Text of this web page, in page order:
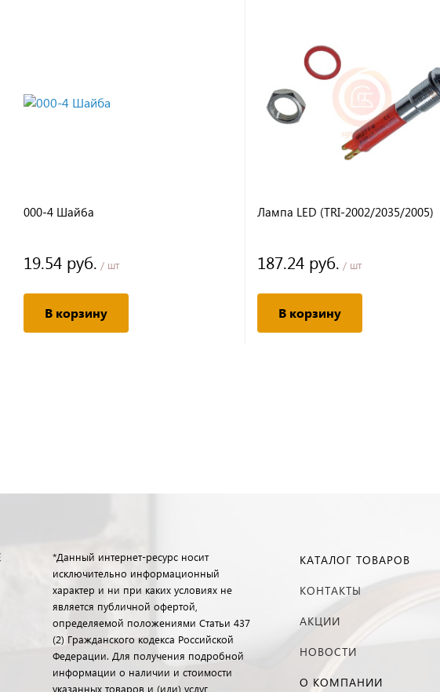
000-4 Шайба
19.54 руб. / шт
В корзину
Лампа LED (TRI-2002/2035/2005)
187.24 руб. / шт
В корзину
*Данный интернет-ресурс носит
исключительно информационный
характер и ни при каких условиях не
является публичной офертой,
определяемой положениями Статьи 437
(2) Гражданского кодекса Российской
Федерации. Для получения подробной
информации о наличии и стоимости
указанных товаров и (или) услуг,
КАТАЛОГ ТОВАРОВ
КОНТАКТЫ
АКЦИИ
НОВОСТИ
О КОМПАНИИ